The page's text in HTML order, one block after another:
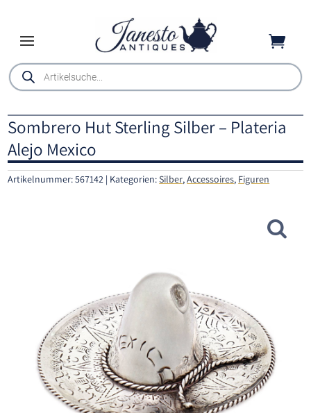

Products
search
Sombrero Hut Sterling Silber – Plateria
Alejo Mexico
Artikelnummer:567142 Kategorien:Silber,Accessoires, Figuren